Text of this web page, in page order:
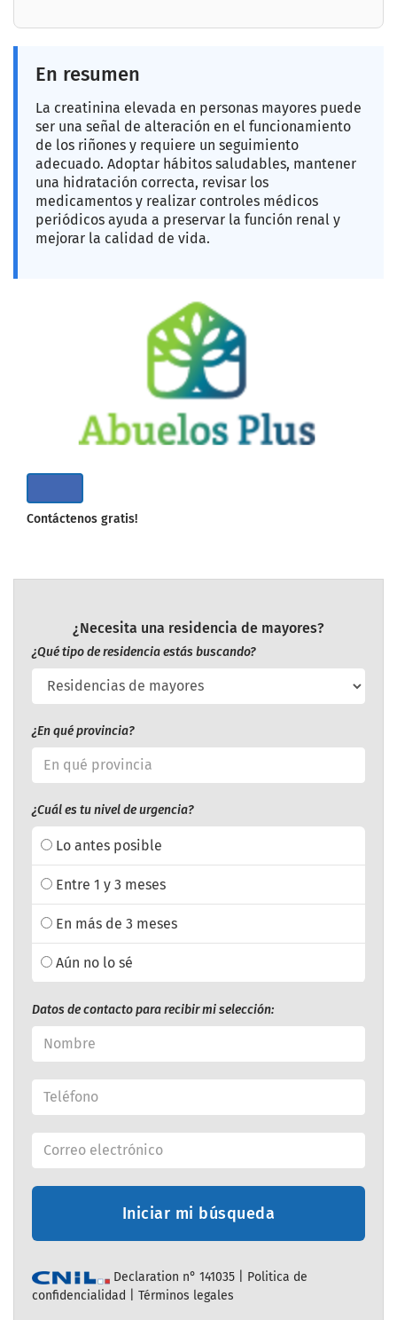
En resumen
La creatinina elevada en personas mayores puede
ser una señal de alteración en el funcionamiento
de los riñones y requiere un seguimiento
adecuado. Adoptar hábitos saludables, mantener
una hidratación correcta, revisar los
medicamentos y realizar controles médicos
periódicos ayuda a preservar la función renal y
mejorar la calidad de vida.
Contáctenos gratis!
¿Necesita una residencia de mayores?
¿Qué tipo de residencia estás buscando?
¿En qué provincia?
¿Cuál es tu nivel de urgencia?
Lo antes posible
Entre 1 y 3 meses
En más de 3 meses
Aún no lo sé
Datos de contacto para recibir mi selección:
Iniciar mi búsqueda
Declaration n° 141035 | Politica de
confidencialidad
Términos legales